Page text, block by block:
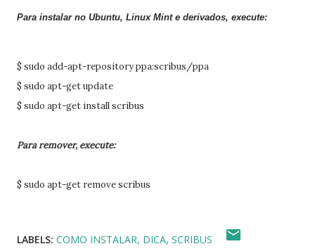
Para instalar no Ubuntu, Linux Mint e derivados, execute:
$ sudo add-apt-repository ppa:scribus/ppa
$ sudo apt-get update
$ sudo apt-get install scribus
Para remover, execute:
$ sudo apt-get remove scribus
LABELS: COMO INSTALAR DICA SCRIBUS